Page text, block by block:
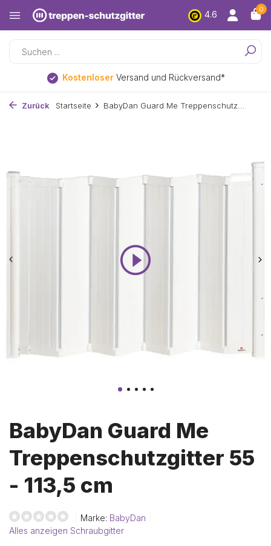
4.6
0
KostenloserVersand und Rückversand*
Zurück Startseite BabyDan Guard Me Treppenschutz...
BabyDan Guard Me
Treppenschutzgitter 55
- 113,5 cm
Marke: BabyDan
Alles anzeigen Schraubgitter